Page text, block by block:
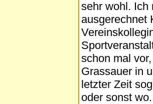
sehr wohl. Ich
ausgerechnet
schon mal
Grassauer in
letzter Zeit
oder sonst